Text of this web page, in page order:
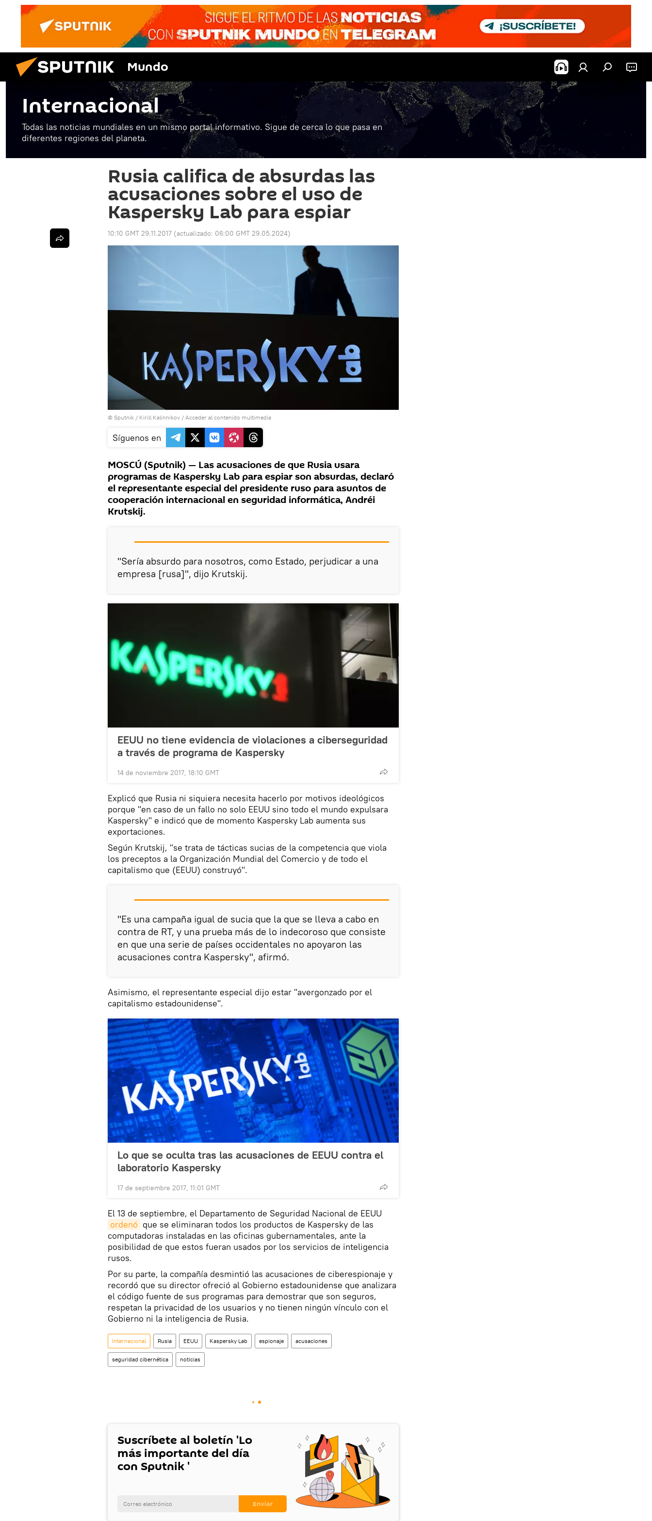
Mundo
Internacional
Todas las noticias mundiales en un mismo portal informativo. Sigue de cerca lo que pasa en
diferentes regiones del planeta.
Rusia califica de absurdas las
acusaciones sobre el uso de
Kaspersky Lab para espiar
10:10 GMT 29.11.2017 (actualizado: 06:00 GMT 29.05.2024)
© Sputnik / Kirill Kalinnikov / Acceder al contenido multimedia
Síguenos en
MOSCÚ (Sputnik) — Las acusaciones de que Rusia usara
programas de Kaspersky Lab para espiar son absurdas, declaró
el representante especial del presidente ruso para asuntos de
cooperación internacional en seguridad informática, Andréi
Krutskij.
"Sería absurdo para nosotros, como Estado, perjudicar a una
empresa [rusa]", dijo Krutskij.
EEUU no tiene evidencia de violaciones a ciberseguridad
a través de programa de Kaspersky
14 de noviembre 2017, 18:10 GMT
Explicó que Rusia ni siquiera necesita hacerlo por motivos ideológicos
porque "en caso de un fallo no solo EEUU sino todo el mundo expulsara
Kaspersky" e indicó que de momento Kaspersky Lab aumenta sus
exportaciones.
Según Krutskij, "se trata de tácticas sucias de la competencia que viola
los preceptos a la Organización Mundial del Comercio y de todo el
capitalismo que (EEUU) construyó".
"Es una campaña igual de sucia que la que se lleva a cabo en
contra de RT, y una prueba más de lo indecoroso que consiste
en que una serie de países occidentales no apoyaron las
acusaciones contra Kaspersky", afirmó.
Asimismo, el representante especial dijo estar "avergonzado por el
capitalismo estadounidense".
Lo que se oculta tras las acusaciones de EEUU contra el
laboratorio Kaspersky
17 de septiembre 2017, 11:01 GMT
El 13 de septiembre, el Departamento de Seguridad Nacional de EEUU
ordenó que se eliminaran todos los productos de Kaspersky de las
computadoras instaladas en las oficinas gubernamentales, ante la
posibilidad de que estos fueran usados por los servicios de inteligencia
rusos.
Por su parte, la compañía desmintió las acusaciones de ciberespionaje y
recordó que su director ofreció al Gobierno estadounidense que analizara
el código fuente de sus programas para demostrar que son seguros,
respetan la privacidad de los usuarios y no tienen ningún vínculo con el
Gobierno ni la inteligencia de Rusia.
Internacional Rusia EEUU Kaspersky Lab espionaje acusaciones
seguridad cibernética noticias
Suscríbete al boletín 'Lo
más importante del día
con Sputnik '